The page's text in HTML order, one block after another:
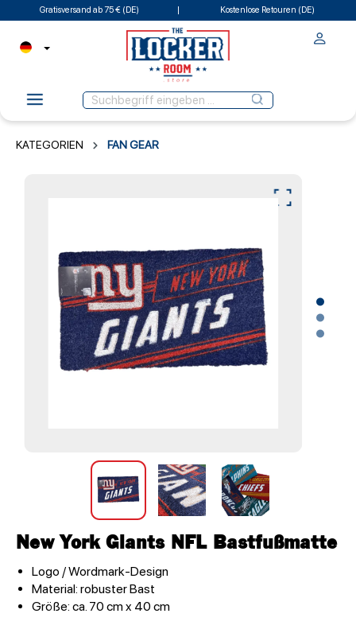
Gratisversand ab 75 € (DE) Kostenlose Retouren (DE)
KATEGORIEN FAN GEAR
New York Giants NFL Bastfußmatte
Logo / Wordmark-Design
Material: robuster Bast
Größe: ca. 70 cm x 40 cm